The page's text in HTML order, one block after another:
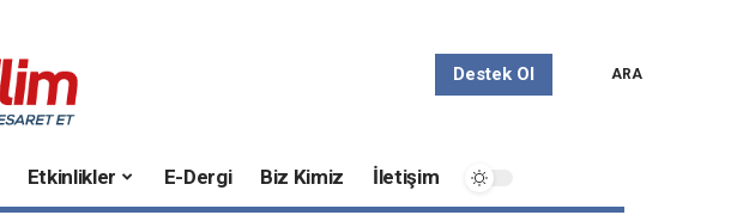
Destek Ol ARA
Etkinlikler E-Dergi Biz Kimiz İletişim